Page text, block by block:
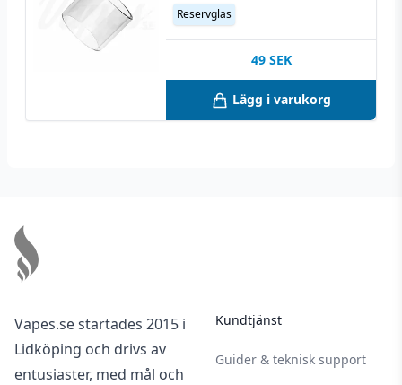
Reservglas
49 SEK
Lägg i varukorg
Vapes.se startades 2015 i
Lidköping och drivs av
entusiaster, med mål och
Kundtjänst
Guider & teknisk support